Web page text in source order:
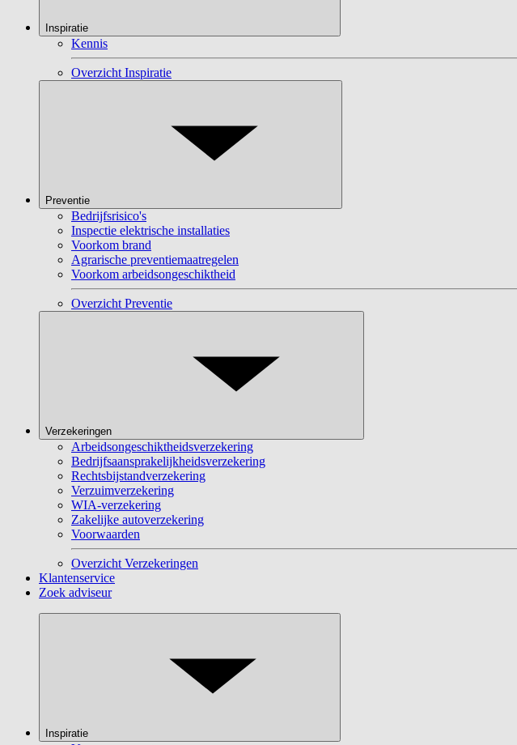
Inspiratie
Kennis
Overzicht Inspiratie
Preventie
Bedrijfsrisico's
Inspectie elektrische installaties
Voorkom brand
Agrarische preventiemaatregelen
Voorkom arbeidsongeschiktheid
Overzicht Preventie
Verzekeringen
Arbeidsongeschiktheidsverzekering
Bedrijfsaansprakelijkheidsverzekering
Rechtsbijstandverzekering
Verzuimverzekering
WIA-verzekering
Zakelijke autoverzekering
Voorwaarden
Overzicht Verzekeringen
Klantenservice
Zoek adviseur
Inspiratie